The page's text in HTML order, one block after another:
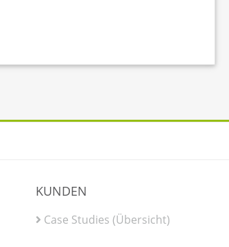
KUNDEN
Case Studies (Übersicht)